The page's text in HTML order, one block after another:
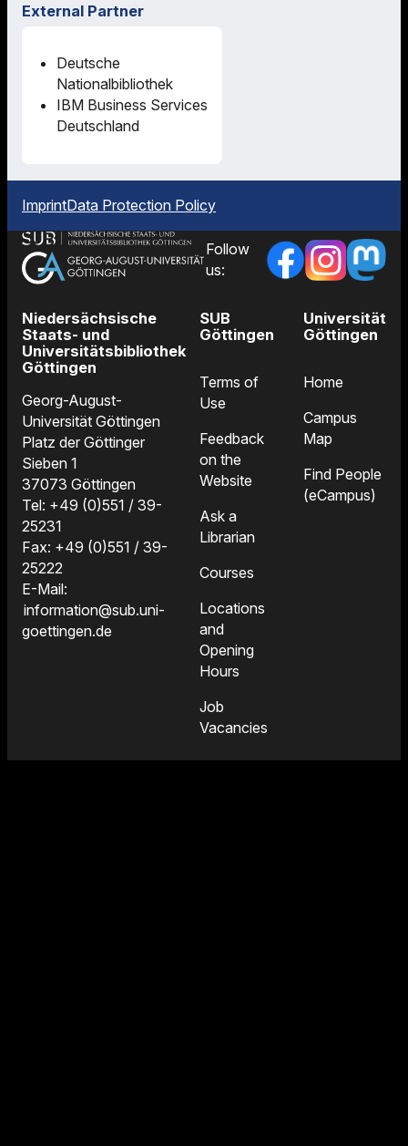
External Partner
Deutsche
Nationalbibliothek
IBM Business Services
Deutschland
ImprintData Protection Policy
Follow
us:
Niedersächsische
Staats- und
Universitätsbibliothek
Göttingen
Georg-August-
Universität Göttingen
Platz der Göttinger
Sieben 1
37073 Göttingen
Tel: +49 (0)551 / 39-
25231
Fax: +49 (0)551 / 39-
25222
E-Mail:
information@sub.uni-
goettingen.de
SUB
Göttingen
Terms of
Use
Feedback
on the
Website
Ask a
Librarian
Courses
Locations
and
Opening
Hours
Job
Vacancies
Universität
Göttingen
Home
Campus
Map
Find People
(eCampus)